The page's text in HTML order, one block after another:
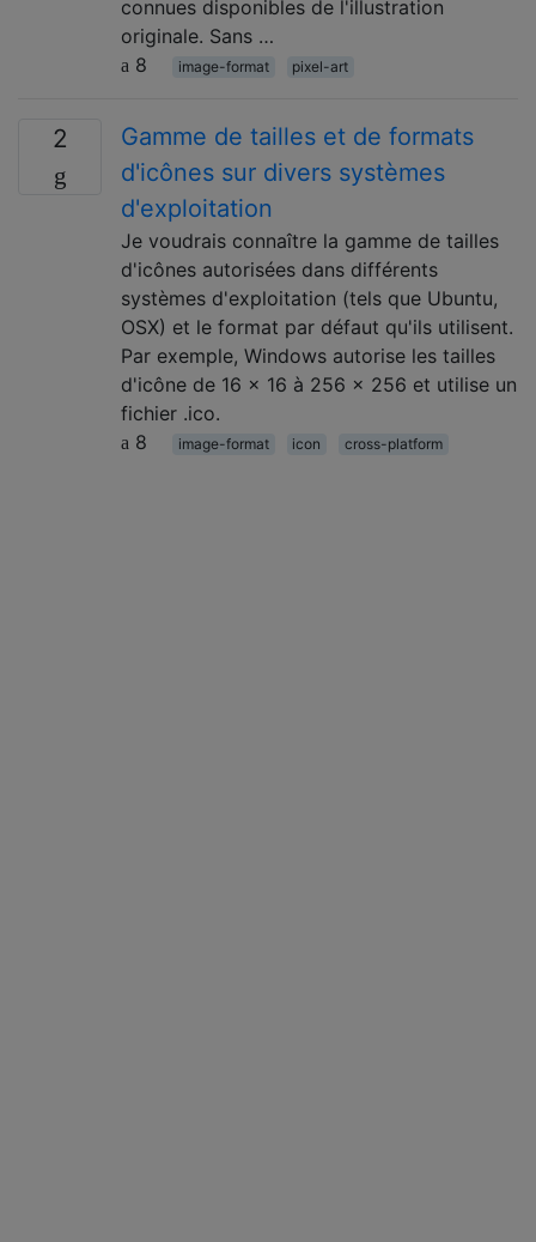
connues disponibles de l'illustration
originale. Sans …
8
image-format pixel-art
2
Gamme de tailles et de formats
d'icônes sur divers systèmes
d'exploitation
Je voudrais connaître la gamme de tailles
d'icônes autorisées dans différents
systèmes d'exploitation (tels que Ubuntu,
OSX) et le format par défaut qu'ils utilisent.
Par exemple, Windows autorise les tailles
d'icône de 16 x 16 à 256 x 256 et utilise un
fichier .ico.
8
image-format icon cross-platform